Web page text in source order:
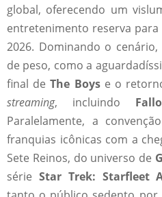
global, oferecendo um
entretenimento reserva
2026. Dominando o
de peso, como a
final deThe Boyse o
streaming, incluindo
Paralelamente, a
franquias icônicas com a
Sete Reinos, do universo de
série Star Trek: Starfleet